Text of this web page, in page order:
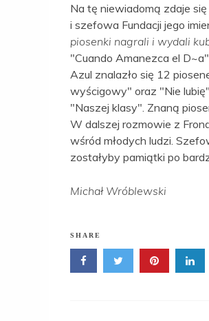
Na tę niewiadomą zdaje
i szefowa Fundacji jego
piosenki nagrali i wydali
"Cuando Amanezca el
Azul znalazło się 12
wyścigowy" oraz "Nie
"Naszej klasy". Znaną
W dalszej rozmowie z
wśród młodych ludzi.
zostałyby pamiątki po
Michał Wróblewski
SHARE